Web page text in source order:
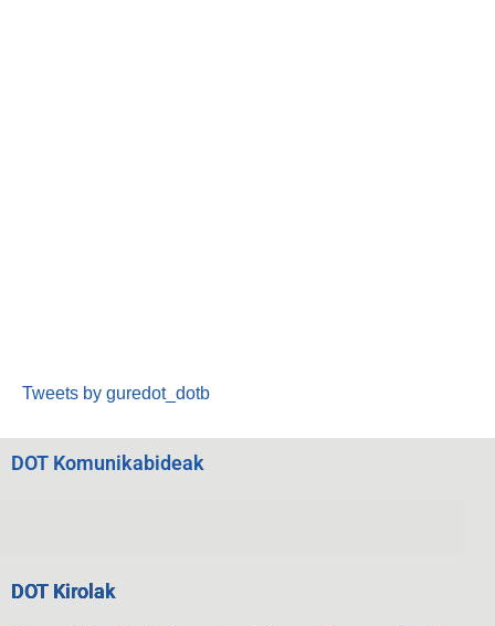
Tweets by guredot_dotb
DOT Komunikabideak
DOT Kirolak